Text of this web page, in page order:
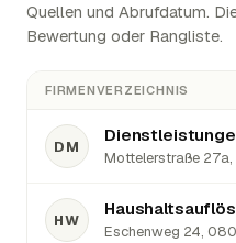
Quellen und Abrufdatum.
Bewertung oder Rangliste.
FIRMENVERZEICHNIS
DM
Mottelerstraße
HW
Eschenweg 24,